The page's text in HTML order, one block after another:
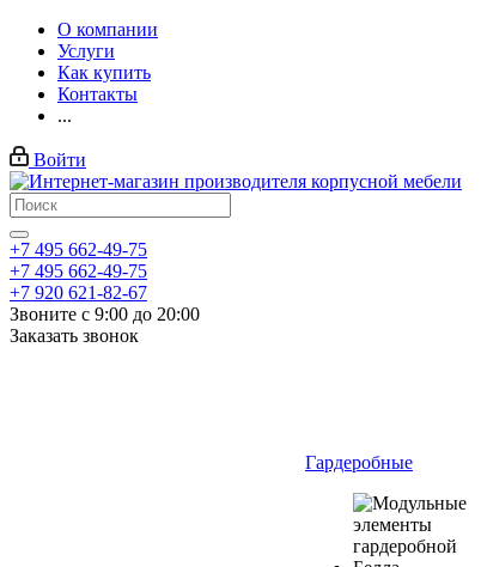
О компании
Услуги
Как купить
Контакты
...
Войти
+7 495 662-49-75
+7 495 662-49-75
+7 920 621-82-67
Звоните с 9:00 до 20:00
Заказать звонок
Гардеробные